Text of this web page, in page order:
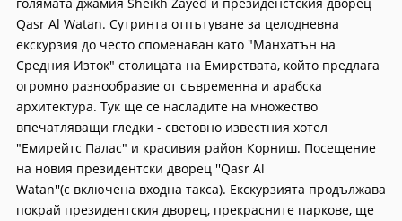
Qasr Al Watan. Сутринта отпътуване за целодневна
екскурзия до често споменаван като "Манхатън на
Средния Изток" столицата на Емирствата, който предлага
огромно разнообразие от съвременна и арабска
архитектура. Тук ще се насладите на множество
впечатляващи гледки - световно известния хотел
"Емирейтс Палас" и красивия район Корниш. Посещение
на новия президентски дворец ''Qasr Al
Watan''(с включена входна такса). Екскурзията продължава
покрай президентския дворец, прекрасните паркове, ще